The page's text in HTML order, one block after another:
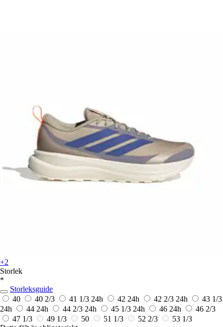
+2
Storlek
*
Storleksguide
40
40 2/3 41 1/3 24h 42 24h 42 2/3 24h
43 1/3
24h
44 24h 44 2/3 24h 45 1/3 24h 46 24h
46 2/3
47 1/3
49 1/3 50 51 1/3 52 2/3
53 1/3